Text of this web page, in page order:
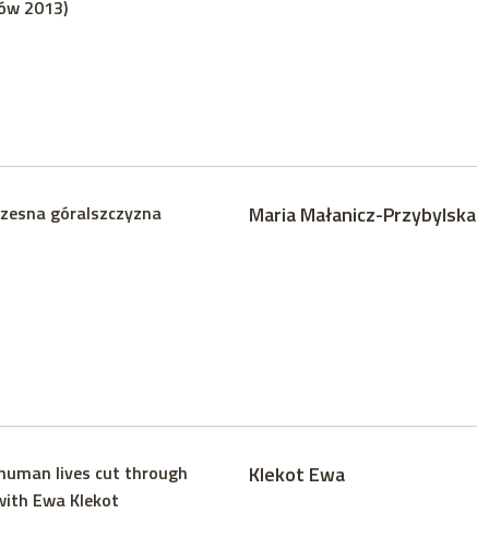
2013)
góralszczyzna Maria Małanicz-Przybylska
lives cut through
Ewa Klekot
Klekot Ewa